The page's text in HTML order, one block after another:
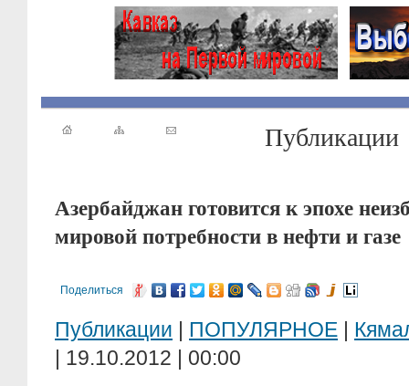
Публикации
Азербайджан готовится к эпохе
мировой потребности в нефти и газе
Поделиться
Публикации | ПОПУЛЯРНОЕ |
| 19.10.2012 | 00:00